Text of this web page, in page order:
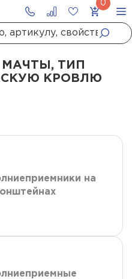
мачты
ТИП
КРОВЛЮ
на